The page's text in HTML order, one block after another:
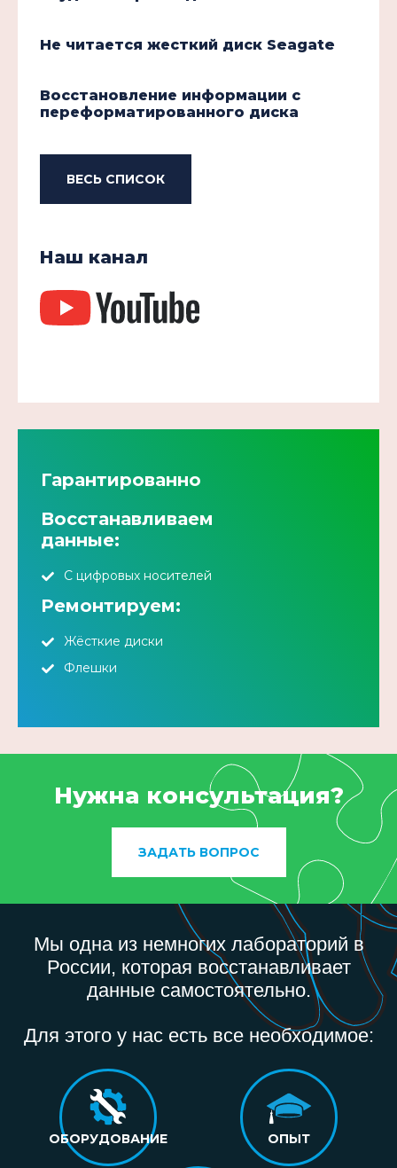
Не читается жесткий диск Seagate
Восстановление информации с
переформатированного диска
ВЕСЬ СПИСОК
Наш канал
Гарантированно
Восстанавливаем
данные:
С цифровых носителей
Ремонтируем:
Жёсткие диски
Флешки
Нужна консультация?
ЗАДАТЬ ВОПРОС
Мы одна из немногих лабораторий в
России, которая восстанавливает
данные самостоятельно.
Для этого у нас есть все необходимое:
ОБОРУДОВАНИЕ ОПЫТ